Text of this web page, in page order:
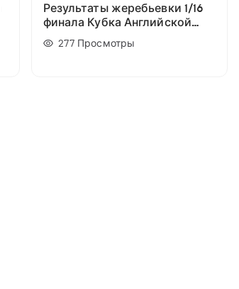
Результаты жеребьевки 1/16
финала Кубка Английской
Лиги
277 Просмотры